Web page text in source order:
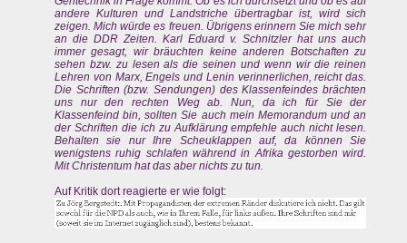
andere Kulturen und Landstriche übertragbar ist, wird sich
zeigen. Mich würde es freuen. Übrigens erinnern Sie mich sehr
an die DDR Zeiten. Karl Eduard v. Schnitzler hat uns auch
immer gesagt, wir bräuchten keine anderen Botschaften zu
sehen bzw. zu lesen als die seinen und wenn wir die reinen
Lehren von Marx, Engels und Lenin verinnerlichen, reicht das.
Die Schriften (bzw. Sendungen) des Klassenfeindes brächten
uns nur den rechten Weg ab. Nun, da ich für Sie der
Klassenfeind bin, sollten Sie auch mein Memorandum und an
der Schriften die ich zu Aufklärung empfehle auch nicht lesen.
Behalten sie nur Ihre Scheuklappen auf, da können Sie
wenigstens ruhig schlafen während in Afrika gestorben wird.
Mit Christentum hat das aber nichts zu tun.
Auf Kritik dort reagierte er wie folgt: